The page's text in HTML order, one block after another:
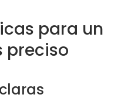
para un
preciso